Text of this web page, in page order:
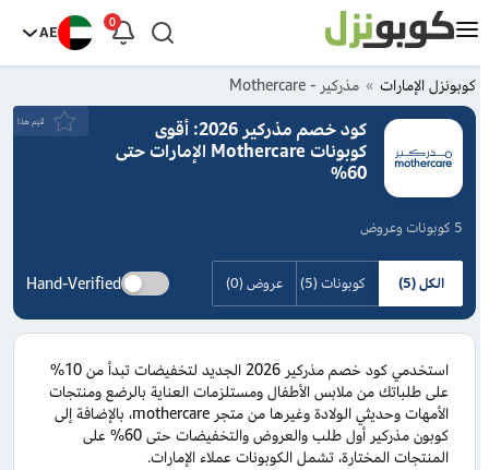
0
AE
كوبونزل الإمارات مذركير - Mothercare
كود خصم مذركير 2026: أقوى
كوبونات Mothercare الإمارات حتى
60%
5 كوبونات وعروض
قيَم هذا
الكل (5) كوبونات (5) عروض (0) Hand-Verified
استخدمي كود خصم مذركير 2026 الجديد لتخفيضات تبدأ من 10%
على طلباتك من ملابس الأطفال ومستلزمات العناية بالرضع ومنتجات
الأمهات وحديثي الولادة وغيرها من متجر mothercare، بالإضافة إلى
كوبون مذركير أول طلب والعروض والتخفيضات حتى 60% على
المنتجات المختارة، تشمل الكوبونات عملاء الإمارات.